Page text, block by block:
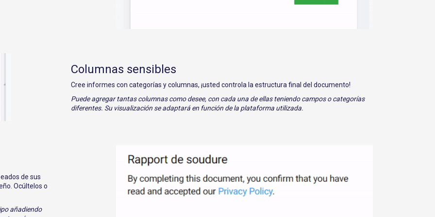
Columnas sensibles
Cree informes con categorías y columnas, ¡usted controla la estructura final del documento!
Puede agregar tantas columnas como desee, con cada una de ellas teniendo campos o categorías
diferentes. Su visualización se adaptará en función de la plataforma utilizada.
de sus
Ocúltelos o
añadiendo